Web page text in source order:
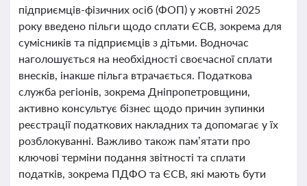
підприємців-фізичних осіб (ФОП) у жовтні 2025
року введено пільги щодо сплати ЄСВ, зокрема для
сумісників та підприємців з дітьми. Водночас
наголошується на необхідності своєчасної сплати
внесків, інакше пільга втрачається. Податкова
служба регіонів, зокрема Дніпропетровщини,
активно консультує бізнес щодо причин зупинки
реєстрації податкових накладних та допомагає у їх
розблокуванні. Важливо також пам’ятати про
ключові терміни подання звітності та сплати
податків, зокрема ПДФО та ЄСВ, які мають бути